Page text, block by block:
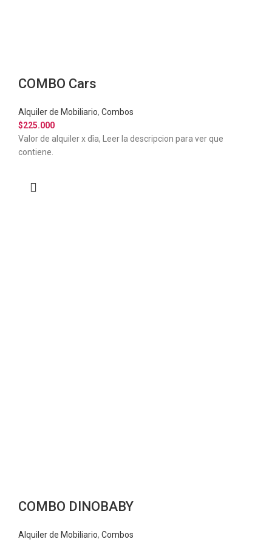
COMBO Cars
Alquiler de Mobiliario, Combos
$225.000
Valor de alquiler x dîa, Leer la descripcion para ver que
contiene.
COMBO DINOBABY
Alquiler de Mobiliario, Combos